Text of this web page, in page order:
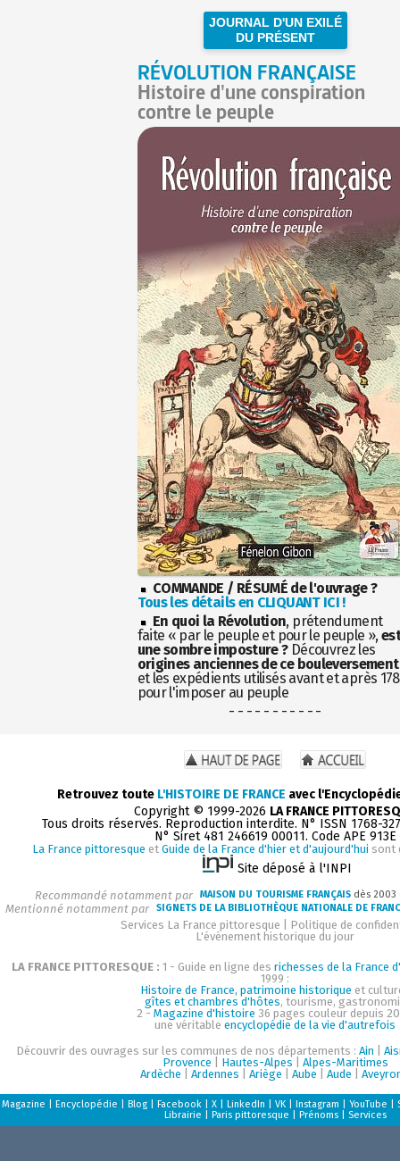
JOURNAL D'UN EXILÉ
DU PRÉSENT
RÉVOLUTION FRANÇAISE
Histoire d'une conspiration
contre le peuple
COMMANDE / RÉSUMÉ de l'ouvrage ?
Tous les détails en CLIQUANT ICI !
En quoi la Révolution, prétendument
faite « par le peuple et pour le peuple »,
une sombre imposture ?Découvrez les
origines anciennes de ce bouleversement
et les expédients utilisés avant et après
pour l'imposer au peuple
- - - - - - - - - - -
Retrouvez toute L'HISTOIRE DE FRANCE avec
Copyright © 1999-2026 LA FRANCE
Tous droits réservés. Reproduction interdite. N° ISSN 1768-
N° Siret 481 246619 00011. Code APE 913E
La France pittoresque et Guide de la France d'hier et d'aujourd'hui sont
Site déposé à l'INPI
Recommandé notamment par MAISON DU TOURISME FRANÇAIS dès
Mentionné notamment par SIGNETS DE LA BIBLIOTHÈQUE NATIONALE DE
Services La France pittoresque
Politique de
L'événement historique du jour
LA FRANCE PITTORESQUE : 1 - Guide en ligne des richesses de la France
1999 :
Histoire de France, patrimoine historique et
gîtes et chambres d'hôtes, tourisme,
2 - Magazine d'histoire 36 pages couleur depuis
une véritable encyclopédie de la vie d'autrefois
Découvrir des ouvrages sur les communes de nos départements : Ain
Provence
Hautes-Alpes
Alpes-Maritimes
Ardèche
Ardennes Ariège Aube Aude
Magazine Encyclopédie Blog| Facebook| X| LinkedIn VK| Instagram YouTube
Librairie
Paris pittoresque Prénoms| Services